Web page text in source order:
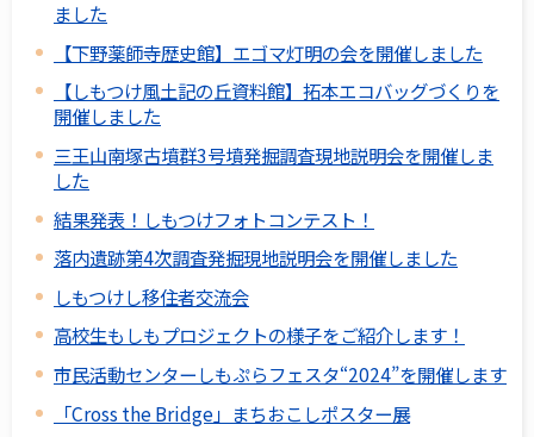
ました
【下野薬師寺歴史館】エゴマ灯明の会を開催しました
【しもつけ風土記の丘資料館】拓本エコバッグづくりを
開催しました
三王山南塚古墳群3号墳発掘調査現地説明会を開催しま
した
結果発表！しもつけフォトコンテスト！
落内遺跡第4次調査発掘現地説明会を開催しました
しもつけし移住者交流会
高校生もしもプロジェクトの様子をご紹介します！
市民活動センターしもぷらフェスタ“2024”を開催します
「Cross the Bridge」まちおこしポスター展